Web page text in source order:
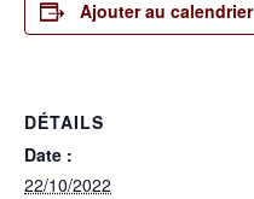
Ajouter au calendrier
DÉTAILS
Date :
22/10/2022